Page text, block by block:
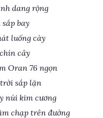
dang rộng
bay
luống cày
cây
Oran 76 ngọn
sắp lặn
núi kim cương
chạp trên đường